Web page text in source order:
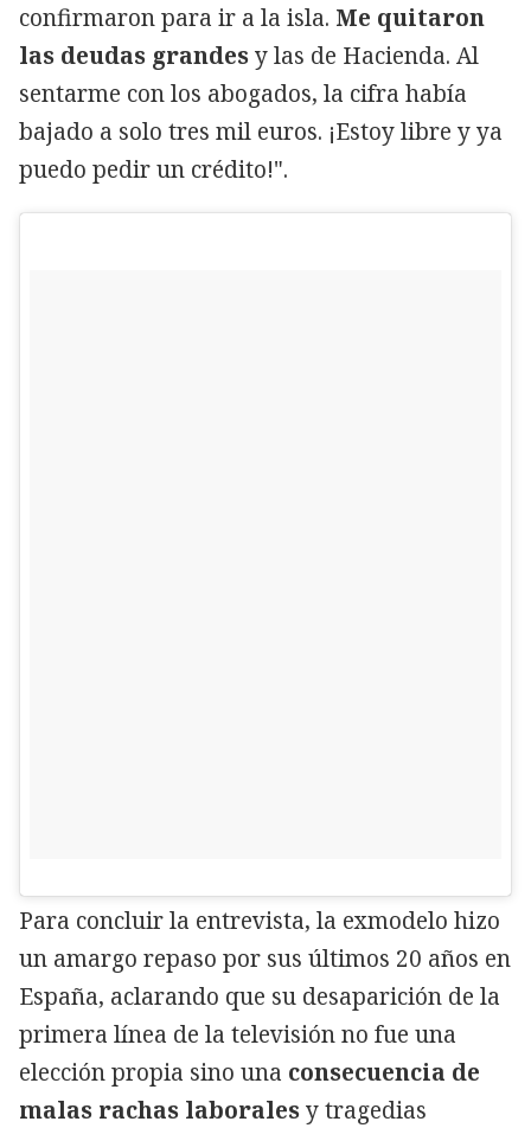
confirmaron para ir a la isla. Me quitaron
las deudas grandesy las de Hacienda. Al
sentarme con los abogados, la cifra había
bajado a solo tres mil euros. ¡Estoy libre y ya
puedo pedir un crédito!".
Para concluir la entrevista, la exmodelo hizo
un amargo repaso por sus últimos 20 años en
España, aclarando que su desaparición de la
primera línea de la televisión no fue una
elección propia sino una consecuencia de
malas rachas laboralesy tragedias